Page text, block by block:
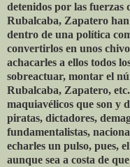
detenidos por las fuerzas
Rubalcaba, Zapatero
dentro de una política
convertirlos en unos
achacarles a ellos todos
sobreactuar, montar el
Rubalcaba, Zapatero,
maquiavélicos que son y
piratas, dictadores,
fundamentalistas,
echarles un pulso, pues,
aunque sea a costa de